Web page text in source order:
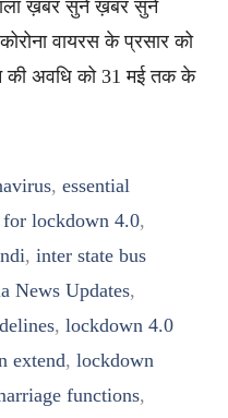
ख़बर सुनें ख़बर सुनें
वायरस के प्रसार को
की अवधि को 31 मई तक के
, essential
lockdown 4.0,
, inter state bus
News Updates,
, lockdown 4.0
extend, lockdown
functions,